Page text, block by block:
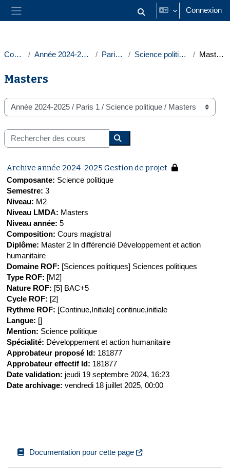
Panneau latéral Activer/désactiver la saisie
Connexion
Cours Année 2024-2025 Paris 1 Science politique Masters
Masters
Catégories de cours
Rechercher des cours
Archive année 2024-2025 Gestion de projet
Composante: Science politique
Semestre: 3
Niveau: M2
Niveau LMDA: Masters
Niveau année: 5
Composition: Cours magistral
Diplôme: Master 2 In différencié Développement et action
humanitaire
Domaine ROF: [Sciences politiques] Sciences politiques
Type ROF: [M2]
Nature ROF: [5] BAC+5
Cycle ROF: [2]
Rythme ROF: [Continue,Initiale] continue,initiale
Langue: []
Mention: Science politique
Spécialité: Développement et action humanitaire
Approbateur proposé Id: 181877
Approbateur effectif Id: 181877
Date validation: jeudi 19 septembre 2024, 16:23
Date archivage: vendredi 18 juillet 2025, 00:00
Documentation pour cette page